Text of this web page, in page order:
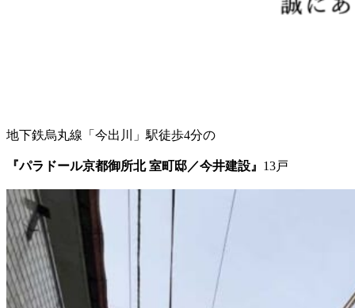
地下鉄烏丸線「今出川」駅徒歩4分の
『パラドール京都御所北 室町邸／今井建設』 13戸